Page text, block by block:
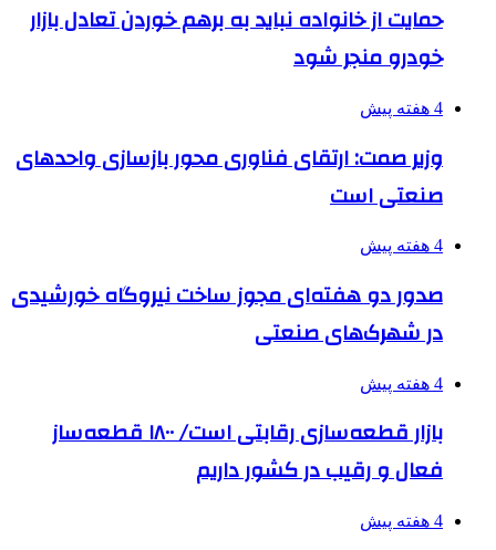
حمایت از خانواده نباید به برهم خوردن تعادل بازار
خودرو منجر شود
4 هفته پیش
وزیر صمت: ارتقای فناوری محور بازسازی واحدهای
صنعتی است
4 هفته پیش
صدور دو هفته‌ای مجوز ساخت نیروگاه خورشیدی
در شهرک‌های صنعتی
4 هفته پیش
بازار قطعه‌سازی رقابتی است/ ۱۸۰۰ قطعه‌ساز
فعال و رقیب در کشور داریم
4 هفته پیش